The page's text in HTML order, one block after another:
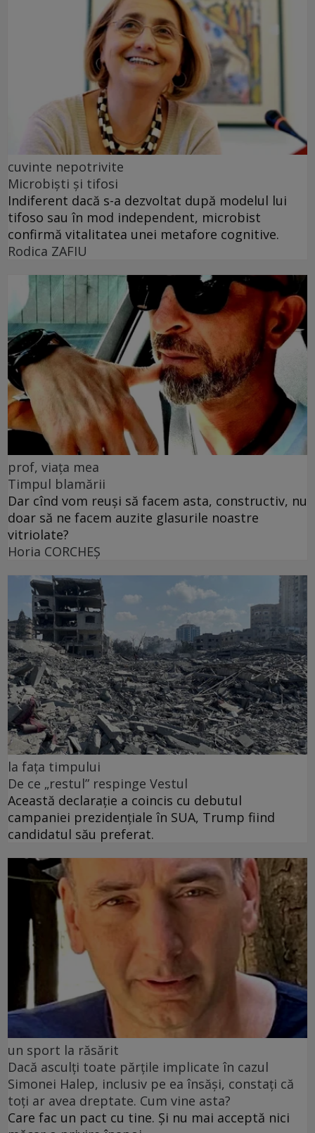
cuvinte nepotrivite
Microbiști și tifosi
Indiferent dacă s-a dezvoltat după modelul lui
tifoso sau în mod independent, microbist
confirmă vitalitatea unei metafore cognitive.
Rodica ZAFIU
prof, viața mea
Timpul blamării
Dar cînd vom reuși să facem asta, constructiv, nu
doar să ne facem auzite glasurile noastre
vitriolate?
Horia CORCHEŞ
la fața timpului
De ce „restul” respinge Vestul
Această declarație a coincis cu debutul
campaniei prezidențiale în SUA, Trump fiind
candidatul său preferat.
un sport la răsărit
Dacă asculți toate părțile implicate în cazul
Simonei Halep, inclusiv pe ea însăși, constați că
toți ar avea dreptate. Cum vine asta?
Care fac un pact cu tine. Și nu mai acceptă nici